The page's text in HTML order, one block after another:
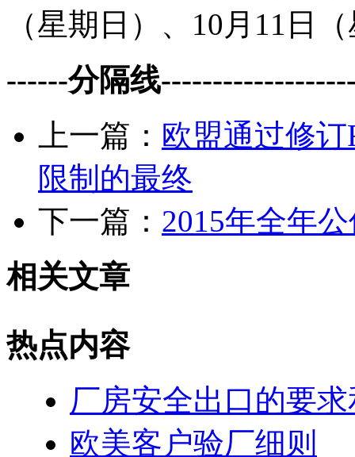
（星期日）、10月11日
------分隔线
上一篇： 欧盟通过修订
限制的最终
下一篇： 2015年全年
相关文章
热点内容
厂房安全出口的要
欧美客户验厂细则